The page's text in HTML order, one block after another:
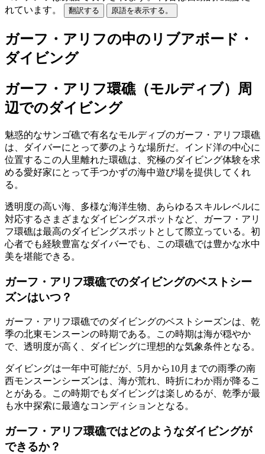
れています。
翻訳する 原語を表示する。
ガーフ・アリフの中のリブアボード・
ダイビング
ガーフ・アリフ環礁（モルディブ）周
辺でのダイビング
魅惑的なサンゴ礁で有名なモルディブのガーフ・アリフ環礁
は、ダイバーにとって夢のような場所だ。インド洋の中心に
位置するこの人里離れた環礁は、究極のダイビング体験を求
める愛好家にとって手つかずの海中遊び場を提供してくれ
る。
透明度の高い海、多様な海洋生物、あらゆるスキルレベルに
対応するさまざまなダイビングスポットなど、ガーフ・アリ
フ環礁は最高のダイビングスポットとして際立っている。初
心者でも経験豊富なダイバーでも、この環礁では豊かな水中
美を堪能できる。
ガーフ・アリフ環礁でのダイビングのベストシー
ズンはいつ？
ガーフ・アリフ環礁でのダイビングのベストシーズンは、乾
季の北東モンスーンの時期である。この時期は海が穏やか
で、透明度が高く、ダイビングに理想的な気象条件となる。
ダイビングは一年中可能だが、5月から10月までの雨季の南
西モンスーンシーズンは、海が荒れ、時折にわか雨が降るこ
とがある。この時期でもダイビングは楽しめるが、乾季が最
も水中探索に最適なコンディションとなる。
ガーフ・アリフ環礁ではどのようなダイビングが
できるか？